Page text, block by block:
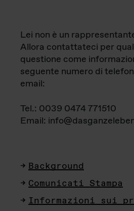
Lei non è un
Allora contattateci per
questione come
seguente numero di
email:
Tel.: 0039 0474 771510
Email:
Background
Comunicati Stampa
Informazioni sui